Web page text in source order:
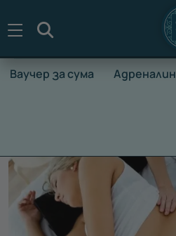
Ваучер за сума Адреналин